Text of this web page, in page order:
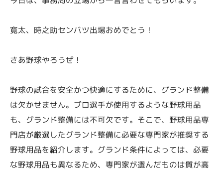
寛太、時之助センバツ出場おめでとう！
さあ野球やろうぜ！
野球の試合を安全かつ快適にするために、グランド整備
は欠かせません。プロ選手が使用するような野球用品
も、グランド整備には不可欠です。そこで、野球用品専
門店が厳選したグランド整備に必要な専門家が推奨する
野球用品を紹介します。グランド条件によっては、必要
な野球用品も異なるため、専門家が選んだものは質が高